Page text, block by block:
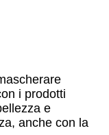
i prodotti
e
anche con la